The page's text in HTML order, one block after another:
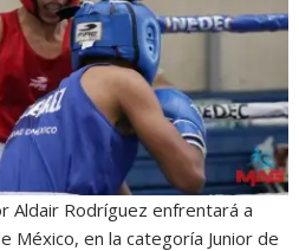
Aldair Rodríguez enfrentará a
México, en la categoría Junior de